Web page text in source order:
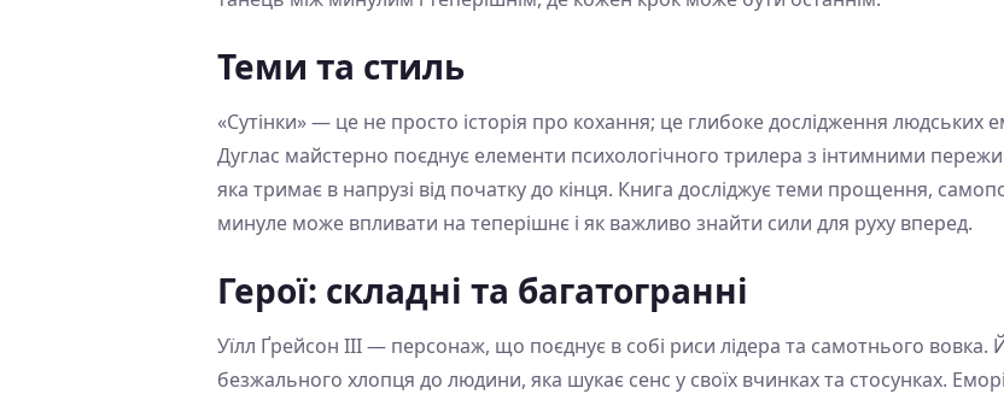
Теми та стиль
«Сутінки» — це не просто історія про кохання; це глибоке дослідження людських
Дуглас майстерно поєднує елементи психологічного трилера з інтимними
яка тримає в напрузі від початку до кінця. Книга досліджує теми прощення,
минуле може впливати на теперішнє і як важливо знайти сили для руху вперед.
Герої: складні та багатогранні
Уїлл Ґрейсон III — персонаж, що поєднує в собі риси лідера та самотнього вовка.
безжального хлопця до людини, яка шукає сенс у своїх вчинках та стосунках.